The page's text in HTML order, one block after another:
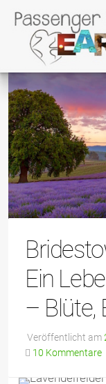
Ein
– Blüte,
Veröffentlicht am
10 Kommentare